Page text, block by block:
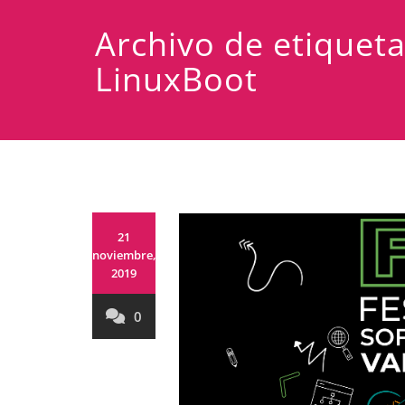
Archivo de
LinuxBoot
21
noviembre,
2019
0